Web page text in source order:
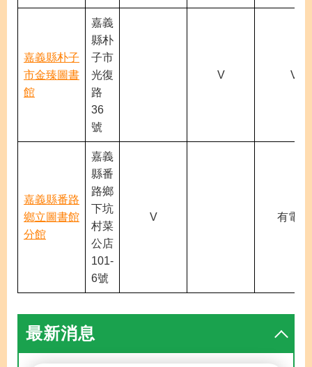
嘉義縣朴子
市金臻圖書
館
嘉義
縣朴
子市
光復
路
36
號
V V
嘉義縣番路
鄉立圖書館
分館
嘉義
縣番
路鄉
下坑
村菜
公店
101-
6號
V 有電梯
最新消息